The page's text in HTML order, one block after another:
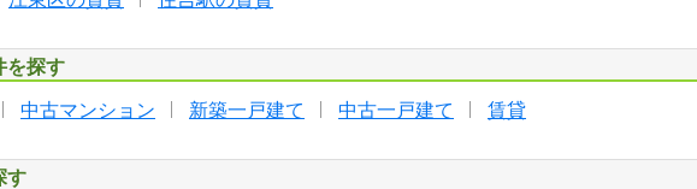
を探す
中古マンション 新築一戸建て 中古一戸建て 賃貸
す